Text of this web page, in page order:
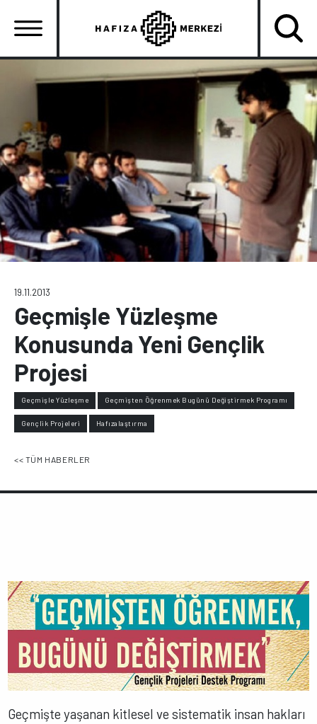
atla
gezinti
19.11.2013
Geçmişle Yüzleşme
Konusunda Yeni Gençlik
Projesi
Geçmişle Yüzleşme Geçmişten Öğrenmek Bugünü Değiştirmek Programı
Gençlik Projeleri Hafızalaştırma
<< TÜM HABERLER
Geçmişte yaşanan kitlesel ve sistematik insan hakları